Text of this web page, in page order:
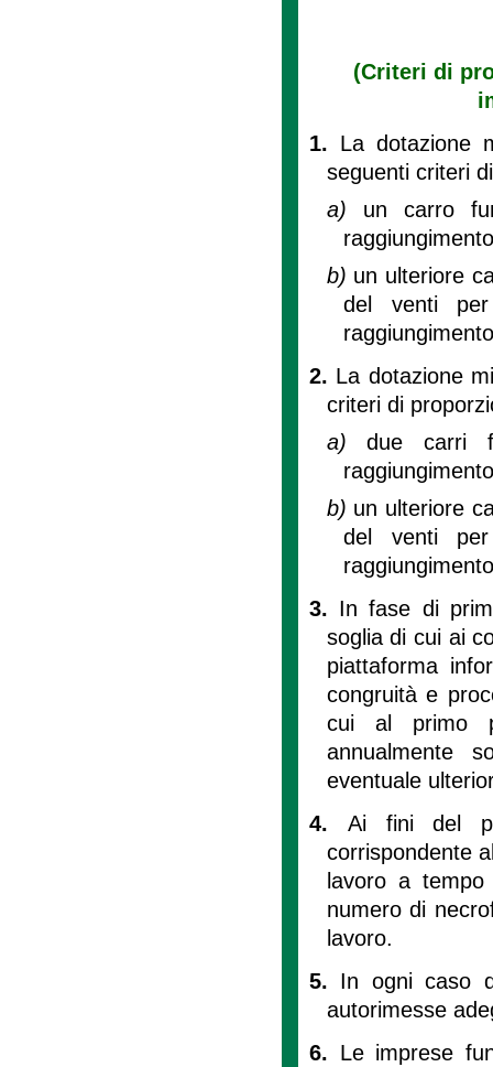
(Criteri di
1. La dotazione
seguenti criteri
a) un carro
b) un ulteriore
del venti
2. La dotazione
criteri di
a)due carri
b) un ulteriore
del venti
3. In fase di
soglia di cui ai
piattaforma
congruità e
cui al primo
annualmente
eventuale
4. Ai fini del
corrispondente
lavoro a
numero di
lavoro.
5. In ogni caso
autorimesse
6. Le imprese